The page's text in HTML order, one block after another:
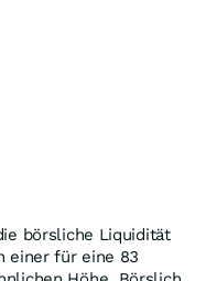
börsliche Liquidität
einer für eine 83